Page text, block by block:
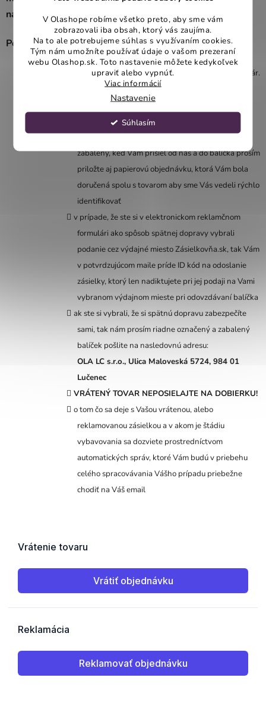
V Olashope robíme všetko preto, aby sme vám
zobrazovali iba obsah, ktorý vás zaujíma.
Na to ale potrebujeme súhlas s využívaním cookies.
Tým nám umožníte používať údaje o vašom prezeraní
webu Olashop.sk. Toto nastavenie môžete kedykoľvek
upraviť alebo vypnúť.
Viac informácií
Nastavenie
Súhlasím
nájdete v našom
reklamačnom poriadku
Postup pri vrátení a reklamácii
vyplňte nesledujúci elektonický reklamačný formulár.
Je to jednoduché, rýchle a vďaka službe Retino
budete mať proces vrátenia, výmeny či reklamácie
pod kontrolou od začiatku až do konca.
zabalený, keď Vám prišiel od nás a do balíčka prosím
priložte aj papierovú objednávku, ktorá Vám bola
doručená spolu s tovarom aby sme Vás vedeli rýchlo
identifikovať
v prípade, že ste si v elektronickom reklamčnom
formulári ako spôsob spätnej dopravy vybrali
podanie cez výdajné miesto Zásielkovňa.sk, tak Vám
v potvrdzujúcom maile príde ID kód na odoslanie
zásielky, ktorý len nadiktujete pri jej podaji na Vami
vybranom výdajnom mieste pri odovzdávaní balíčka
ak ste si vybrali, že si spätnú dopravu zabezpečíte
sami, tak nám prosím riadne označený a zabalený
balíček pošlite na nasledovnú adresu:
OLA LC s.r.o., Ulica Maloveská 5724, 984 01
Lučenec
VRÁTENÝ TOVAR NEPOSIELAJTE NA DOBIERKU!
o tom čo sa deje s Vašou vrátenou, alebo
reklamovanou zásielkou a v akom je štádiu
vybavovania sa dozviete prostredníctvom
automatických správ, ktoré Vám budú v priebehu
celého spracovávania Vášho prípadu priebežne
chodiť na Váš email